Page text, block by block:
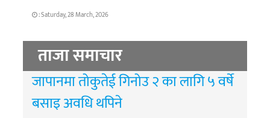
: Saturday, 28 March, 2026
ताजा समाचार
जापानमा तोकुतेई गिनोउ २ का लागि ५ वर्षे
बसाइ अवधि थपिने